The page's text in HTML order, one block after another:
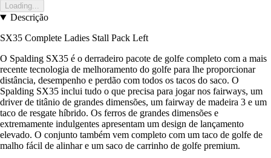
Loading...
Descrição
SX35 Complete Ladies Stall Pack Left
O Spalding SX35 é o derradeiro pacote de golfe completo com a mais
recente tecnologia de melhoramento do golfe para lhe proporcionar
distância, desempenho e perdão com todos os tacos do saco. O
Spalding SX35 inclui tudo o que precisa para jogar nos fairways, um
driver de titânio de grandes dimensões, um fairway de madeira 3 e um
taco de resgate híbrido. Os ferros de grandes dimensões e
extremamente indulgentes apresentam um design de lançamento
elevado. O conjunto também vem completo com um taco de golfe de
malho fácil de alinhar e um saco de carrinho de golfe premium.